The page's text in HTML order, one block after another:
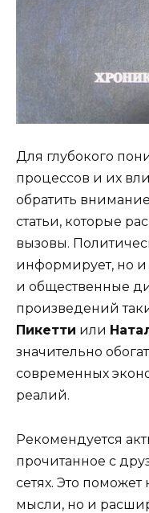
Для глубокого
процессов и их
обратить
статьи, которые
вызовы.
информирует, но
и общественные
произведений
Пикетти или
значительно
современных
реалий.
Рекомендуется
прочитанное с
сетях. Это
мысли, но и